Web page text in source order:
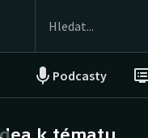
Podcasty
NEPŘEHLÉDNĚTE